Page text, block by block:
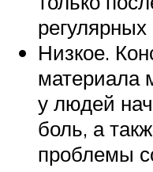
Низкое.
материала
у людей
боль, а
проблемы